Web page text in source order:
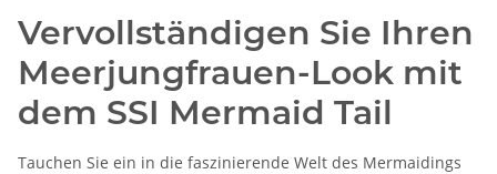
Vervollständigen Sie Ihren
Meerjungfrauen-Look mit
dem SSI Mermaid Tail
Tauchen Sie ein in die faszinierende Welt des Mermaidings